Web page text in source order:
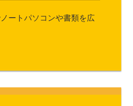
ートパソコンや書類を広